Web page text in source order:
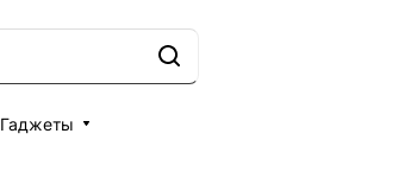
Гаджеты